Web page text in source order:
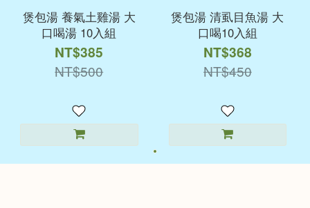
煲包湯 養氣土雞湯 大
口喝湯 10入組
NT$385
NT$500
煲包湯 清虱目魚湯 大
口喝10入組
NT$368
NT$450